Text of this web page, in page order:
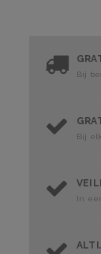
Bij
Bij
In